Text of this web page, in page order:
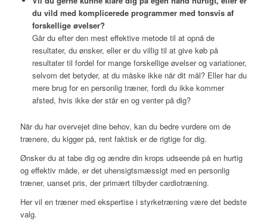
du vild med komplicerede programmer med tonsvis af
forskellige øvelser?
Går du efter den mest effektive metode til at opnå de
resultater, du ønsker, eller er du villig til at give køb på
resultater til fordel for mange forskellige øvelser og variationer,
selvom det betyder, at du måske ikke når dit mål? Eller har du
mere brug for en personlig træner, fordi du ikke kommer
afsted, hvis ikke der står en og venter på dig?
Når du har overvejet dine behov, kan du bedre vurdere om de
trænere, du kigger på, rent faktisk er de rigtige for dig.
Ønsker du at tabe dig og ændre din krops udseende på en hurtig
og effektiv måde, er det uhensigtsmæssigt med en personlig
træner, uanset pris, der primært tilbyder cardiotræning.
Her vil en træner med ekspertise i styrketræning være det bedste
valg.